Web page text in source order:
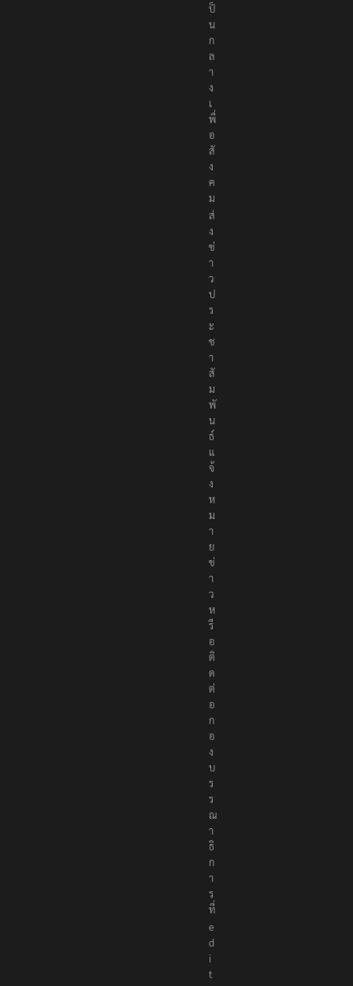
เ
ป็
น
ก
ล
า
ง
เ
พื่
อ
สั
ง
ค
ม
ส่
ง
ข่
า
ว
ป
ร
ะ
ช
า
สั
ม
พั
น
ธ์
แ
จ้
ง
ห
ม
า
ย
ข่
า
ว
ห
รื
อ
ติ
ด
ต่
อ
ก
อ
ง
บ
ร
ร
ณ
า
ธิ
ก
า
ร
ที่
e
d
i